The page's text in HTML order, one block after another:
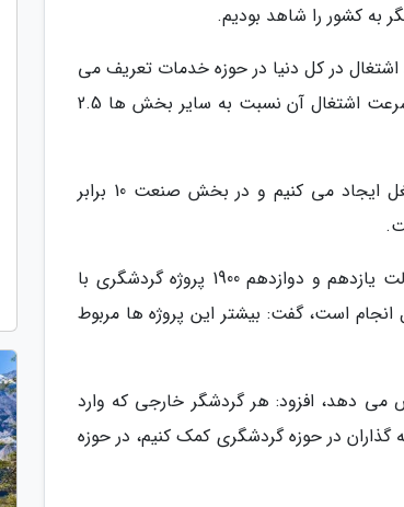
در کل دنیا در حوزه خدمات تعریف می
شود و اشتغال فراگیر را نمی توان با صنعت و کشاورزی فعال کرد؛ گردشگری سرعت اشتغال آن نسبت به سایر بخش ها 2.5
این مقام مسئول افزود: به طور میانگین به ازای هر 50 میلیون تومان یک شغل ایجاد می کنیم و در بخش صنعت 10 برابر
رئیس سازمان میراث فرهنگی، صنایع دستی و گردشگری با بیان اینکه در دولت یازدهم و دوازدهم 1900 پروژه گردشگری با
حال انجام است، گفت: بیشتر این پروژه ها مربوط
می دهد، افزود: هر گردشگر خارجی که وارد
در حوزه گردشگری کمک کنیم، در حوزه